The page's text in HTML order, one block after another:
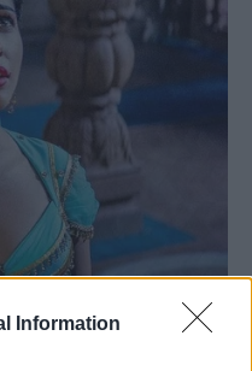
Information